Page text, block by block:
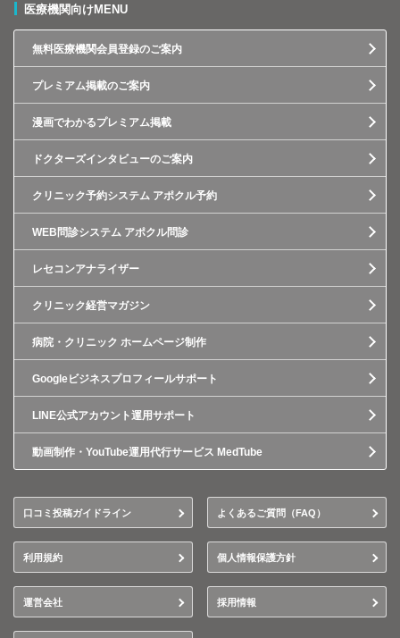
医療機関向けMENU
無料医療機関会員登録のご案内
プレミアム掲載のご案内
漫画でわかるプレミアム掲載
ドクターズインタビューのご案内
クリニック予約システム アポクル予約
WEB問診システム アポクル問診
レセコンアナライザー
クリニック経営マガジン
病院・クリニック ホームページ制作
Googleビジネスプロフィールサポート
LINE公式アカウント運用サポート
動画制作・YouTube運用代行サービス MedTube
口コミ投稿ガイドライン よくあるご質問（FAQ）
利用規約 個人情報保護方針
運営会社 採用情報